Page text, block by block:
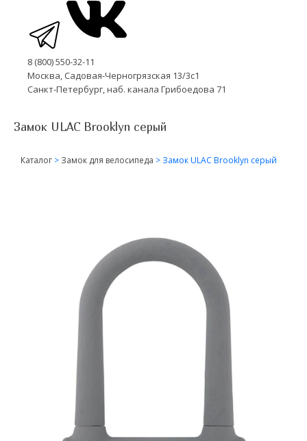
8 (800) 550-32-11
Москва, Садовая-Черногрязская 13/3с1
Санкт-Петербург, наб. канала Грибоедова 71
Замок ULAC Brooklyn серый
Каталог > Замок для велосипеда > Замок ULAC Brooklyn серый